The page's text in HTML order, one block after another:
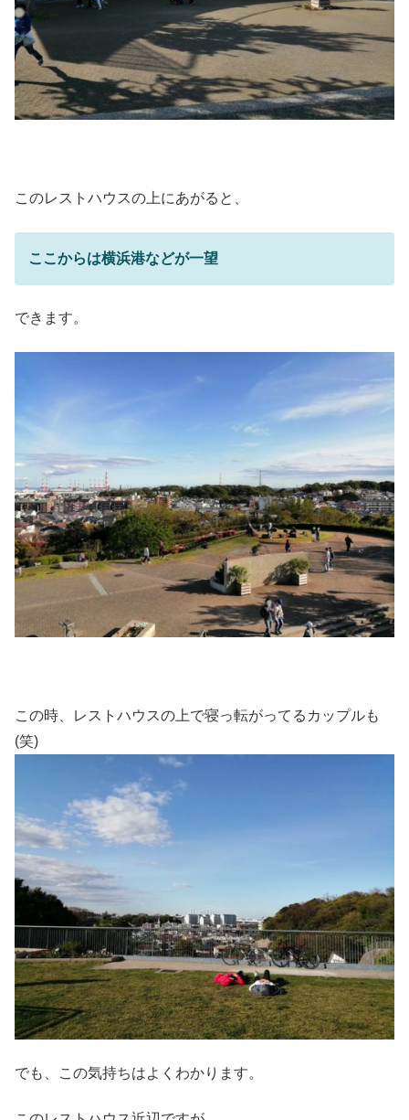
このレストハウスの上にあがると、
ここからは横浜港などが一望
できます。
この時、レストハウスの上で寝っ転がってるカップルも
(笑)
でも、この気持ちはよくわかります。